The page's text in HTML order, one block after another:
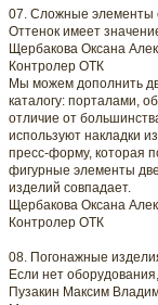
07. Сложные элементы
Оттенок имеет
Щербакова Оксана
Контролер ОТК
Мы можем дополнить
каталогу: порталами,
отличие от
используют накладки
пресс-форму, которая
фигурные элементы
изделий совпадает.
Щербакова Оксана
Контролер ОТК
08. Погонажные
Если нет
Пузакин Максим